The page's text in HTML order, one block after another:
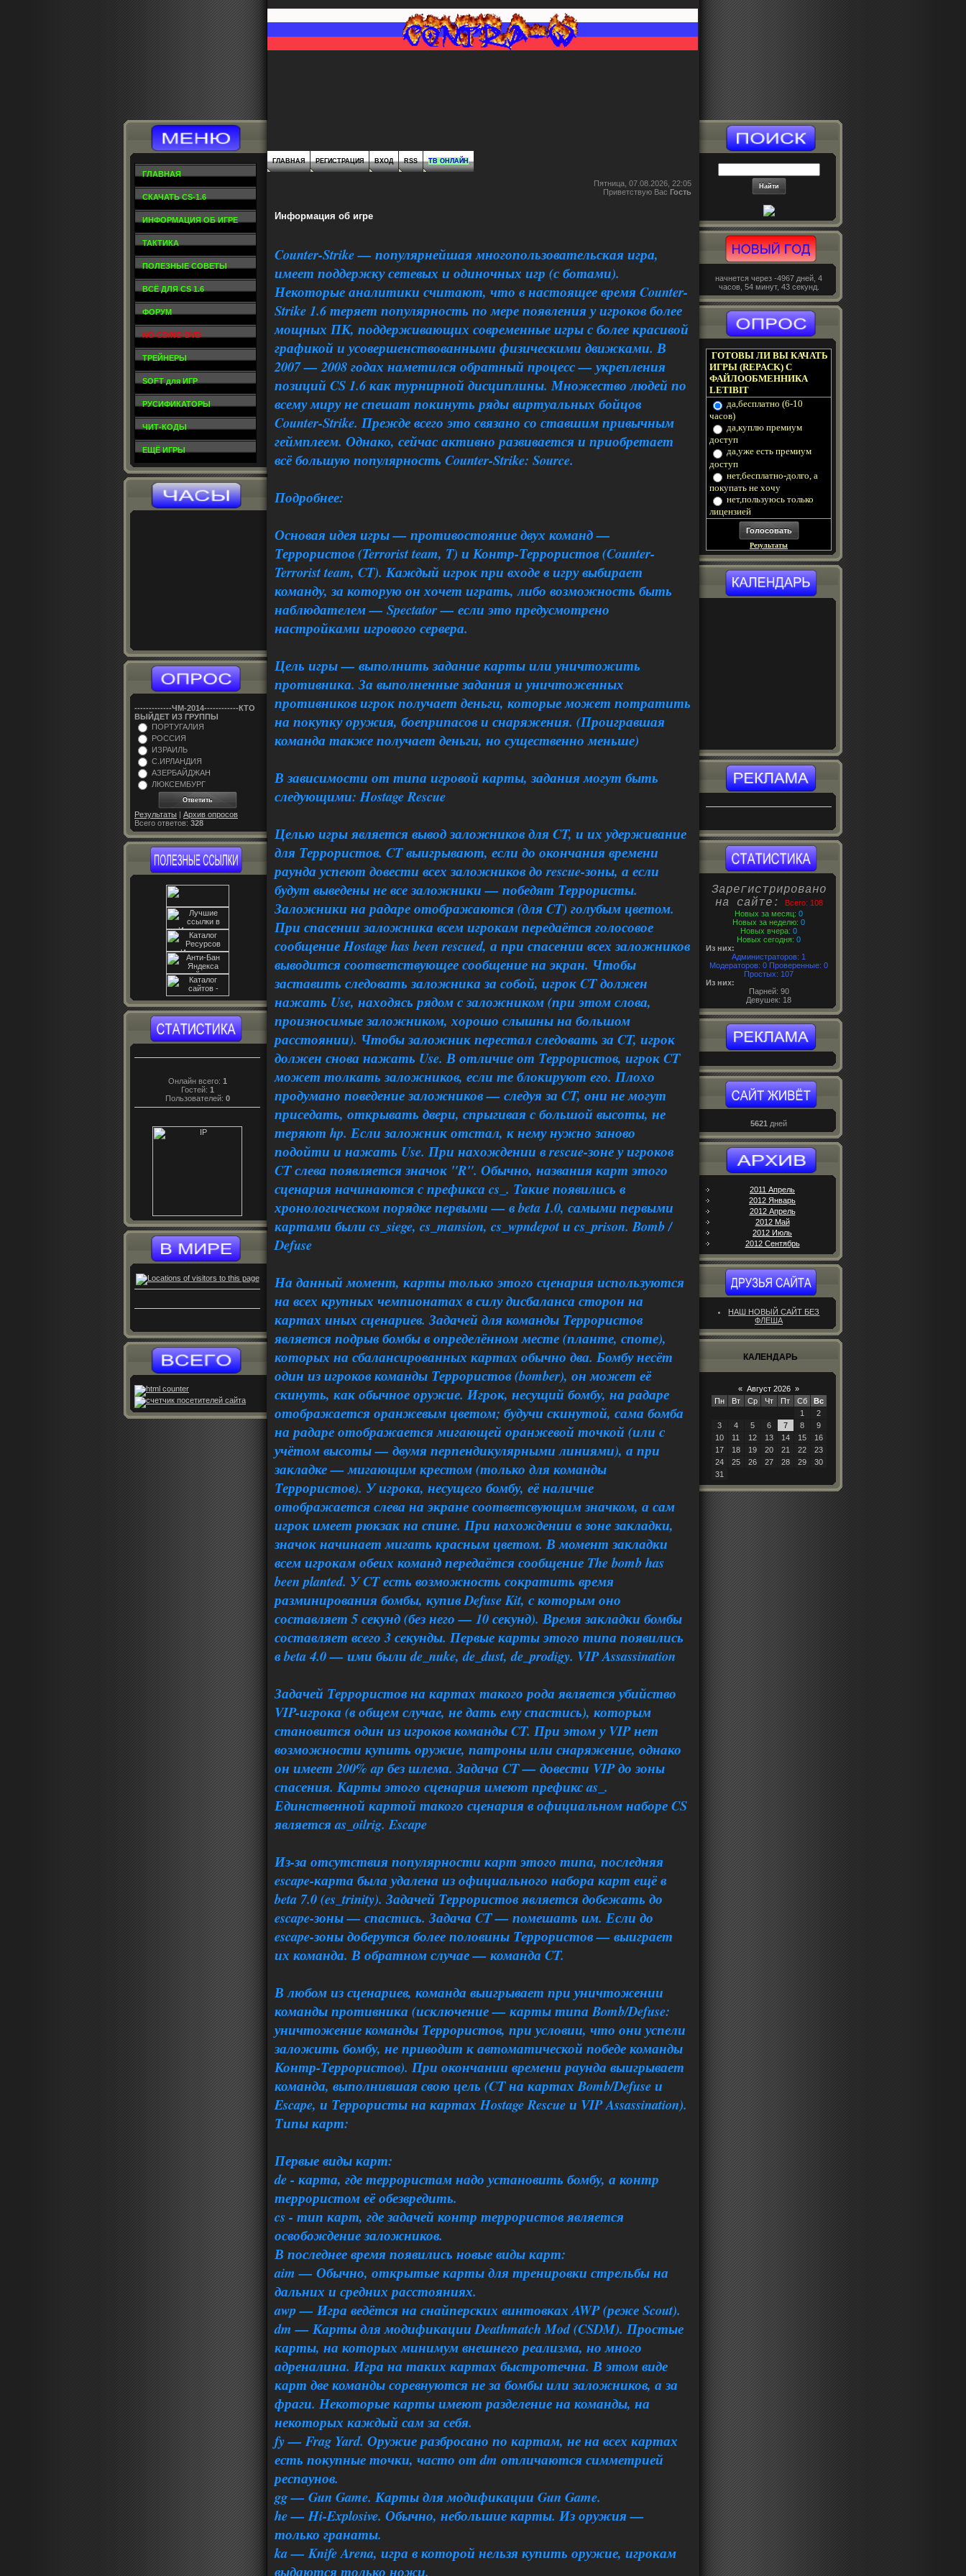
ГЛАВНАЯ
СКАЧАТЬ CS-1.6
ИНФОРМАЦИЯ ОБ ИГРЕ
ТАКТИКА
ПОЛЕЗНЫЕ СОВЕТЫ
ВСЁ ДЛЯ CS 1.6
ФОРУМ
NO CD/NO DVD
ТРЕЙНЕРЫ
SOFT для ИГР
РУСИФИКАТОРЫ
ЧИТ-КОДЫ
ЕЩЁ ИГРЫ
-------------ЧM-2014------------КТО
ВЫЙДЕТ ИЗ ГРУППЫ
ПОРТУГАЛИЯ
РОССИЯ
ИЗРАИЛЬ
С.ИРЛАНДИЯ
АЗЕРБАЙДЖАН
ЛЮКСЕМБУРГ
Результаты | Архив опросов
Всего ответов: 328
Онлайн всего: 1
Гостей: 1
Пользователей: 0
ГЛАВНАЯ РЕГИСТРАЦИЯ ВХОД RSS ТВ ОНЛАЙН
Пятница, 07.08.2026, 22:05
Приветствую Вас Гость
Информация об игре
Counter-Strike — популярнейшая многопользовательская игра,
имеет поддержку сетевых и одиночных игр (с ботами).
Некоторые аналитики считают, что в настоящее время Counter-
Strike 1.6 теряет популярность по мере появления у игроков более
мощных ПК, поддерживающих современные игры с более красивой
графикой и усовершенствованными физическими движками. В
2007 — 2008 годах наметился обратный процесс — укрепления
позиций CS 1.6 как турнирной дисциплины. Множество людей по
всему миру не спешат покинуть ряды виртуальных бойцов
Counter-Strike. Прежде всего это связано со ставшим привычным
геймплеем. Однако, сейчас активно развивается и приобретает
всё большую популярность Counter-Strike: Source.
Подробнее:
Основая идея игры — противостояние двух команд —
Террористов (Terrorist team, T) и Контр-Террористов (Counter-
Terrorist team, CT). Каждый игрок при входе в игру выбирает
команду, за которую он хочет играть, либо возможность быть
наблюдателем — Spectator — если это предусмотрено
настройками игрового сервера.
Цель игры — выполнить задание карты или уничтожить
противника. За выполненные задания и уничтоженных
противников игрок получает деньги, которые может потратить
на покупку оружия, боеприпасов и снаряжения. (Проигравшая
команда также получает деньги, но существенно меньше)
В зависимости от типа игровой карты, задания могут быть
следующими: Hostage Rescue
Целью игры является вывод заложников для CT, и их удерживание
для Террористов. CT выигрывают, если до окончания времени
раунда успеют довести всех заложников до rescue-зоны, а если
будут выведены не все заложники — победят Террористы.
Заложники на радаре отображаются (для CT) голубым цветом.
При спасении заложника всем игрокам передаётся голосовое
сообщение Hostage has been rescued, а при спасении всех заложников
выводится соответствующее сообщение на экран. Чтобы
заставить следовать заложника за собой, игрок CT должен
нажать Use, находясь рядом с заложником (при этом слова,
произносимые заложником, хорошо слышны на большом
расстоянии). Чтобы заложник перестал следовать за CT, игрок
должен снова нажать Use. В отличие от Террористов, игрок CT
может толкать заложников, если те блокируют его. Плохо
продумано поведение заложников — следуя за CT, они не могут
приседать, открывать двери, спрыгивая с большой высоты, не
теряют hp. Если заложник отстал, к нему нужно заново
подойти и нажать Use. При нахождении в rescue-зоне у игроков
CT слева появляется значок "R". Обычно, названия карт этого
сценария начинаются с префикса cs_. Такие появились в
хронологическом порядке первыми — в beta 1.0, самыми первыми
картами были cs_siege, cs_mansion, cs_wpndepot и cs_prison. Bomb /
Defuse
На данный момент, карты только этого сценария используются
на всех крупных чемпионатах в силу дисбаланса сторон на
картах иных сценариев. Задачей для команды Террористов
является подрыв бомбы в определённом месте (планте, споте),
которых на сбалансированных картах обычно два. Бомбу несёт
один из игроков команды Террористов (bomber), он может её
скинуть, как обычное оружие. Игрок, несущий бомбу, на радаре
отображается оранжевым цветом; будучи скинутой, сама бомба
на радаре отображается мигающей оранжевой точкой (или с
учётом высоты — двумя перпендикулярными линиями), а при
закладке — мигающим крестом (только для команды
Террористов). У игрока, несущего бомбу, её наличие
отображается слева на экране соответсвующим значком, а сам
игрок имеет рюкзак на спине. При нахождении в зоне закладки,
значок начинает мигать красным цветом. В момент закладки
всем игрокам обеих команд передаётся сообщение The bomb has
been planted. У CT есть возможность сократить время
разминирования бомбы, купив Defuse Kit, с которым оно
составляет 5 секунд (без него — 10 секунд). Время закладки бомбы
составляет всего 3 секунды. Первые карты этого типа появились
в beta 4.0 — ими были de_nuke, de_dust, de_prodigy. VIP Assassination
Задачей Террористов на картах такого рода является убийство
VIP-игрока (в общем случае, не дать ему спастись), которым
становится один из игроков команды CT. При этом у VIP нет
возможности купить оружие, патроны или снаряжение, однако
он имеет 200% ap без шлема. Задача CT — довести VIP до зоны
спасения. Карты этого сценария имеют префикс as_.
Единственной картой такого сценария в официальном наборе CS
является as_oilrig. Escape
Из-за отсутствия популярности карт этого типа, последняя
escape-карта была удалена из официального набора карт ещё в
beta 7.0 (es_trinity). Задачей Террористов является добежать до
escape-зоны — спастись. Задача CT — помешать им. Если до
escape-зоны доберутся более половины Террористов — выиграет
их команда. В обратном случае — команда CT.
В любом из сценариев, команда выигрывает при уничтожении
команды противника (исключение — карты типа Bomb/Defuse:
уничтожение команды Террористов, при условии, что они успели
заложить бомбу, не приводит к автоматической победе команды
Контр-Террористов). При окончании времени раунда выигрывает
команда, выполнившая свою цель (CT на картах Bomb/Defuse и
Escape, и Террористы на картах Hostage Rescue и VIP Assassination).
Типы карт:
Первые виды карт:
de - карта, где террористам надо установить бомбу, а контр
террористом её обезвредить.
cs - тип карт, где задачей контр террористов является
освобождение заложников.
В последнее время появились новые виды карт:
aim — Обычно, открытые карты для тренировки стрельбы на
дальних и средних расстояниях.
awp — Игра ведётся на снайперских винтовках AWP (реже Scout).
dm — Карты для модификации Deathmatch Mod (CSDM). Простые
карты, на которых минимум внешнего реализма, но много
адреналина. Игра на таких картах быстротечна. В этом виде
карт две команды соревнуются не за бомбы или заложников, а за
фраги. Некоторые карты имеют разделение на команды, на
некоторых каждый сам за себя.
fy — Frag Yard. Оружие разбросано по картам, не на всех картах
есть покупные точки, часто от dm отличаются симметрией
респаунов.
gg — Gun Game. Карты для модификации Gun Game.
he — Hi-Explosive. Обычно, небольшие карты. Из оружия —
только гранаты.
ka — Knife Arena, игра в которой нельзя купить оружие, игрокам
выдаются только ножи.
начнется через -4967 дней, 4
часов, 54 минут, 43 секунд.
ГОТОВЫ ЛИ ВЫ КАЧАТЬ
ИГРЫ (REPACK) С
ФАЙЛООБМЕННИКА
LETIBIT
да,бесплатно (6-10
часов)
да,куплю премиум
доступ
да,уже есть премиум
доступ
нет,бесплатно-долго, а
покупать не хочу
нет,пользуюсь только
лицензией
Результаты
Зарегистрировано
на сайте:
Всего: 108
Новых за месяц: 0
Новых за неделю: 0
Новых вчера: 0
Новых сегодня: 0
Из них:
Администраторов: 1
Модераторов: 0 Проверенные: 0
Простых: 107
Из них:
Парней: 90
Девушек: 18
5621 дней
2011 Апрель
2012 Январь
2012 Апрель
2012 Май
2012 Июль
2012 Сентябрь
НАШ НОВЫЙ САЙТ БЕЗ
ФЛЕША
КАЛЕНДАРЬ
« Август 2026 »
Пн
Вт Ср Чт Пт Сб
Вс
1
2
3
4 5 6 7 8
9
10
11 12 13 14 15
16
17
18 19 20 21 22
23
24
25 26 27 28 29
30
31